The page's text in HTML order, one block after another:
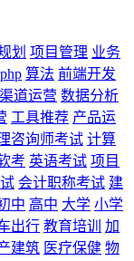
划 项目管理 业务
php 算法 前端开发
渠道运营 数据分析
工具推荐 产品运
咨询师考试 计算
考 英语考试 项目
会计职称考试 建
中 高中 大学 小学
出行 教育培训
加
建筑 医疗保健 物